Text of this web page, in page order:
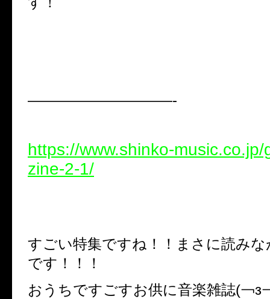
——————————-
https://www.shinko-
zine-2-1/
すごい特集ですね！！まさに読み
です！！！
おうちですごすお供に音楽雑誌(￢